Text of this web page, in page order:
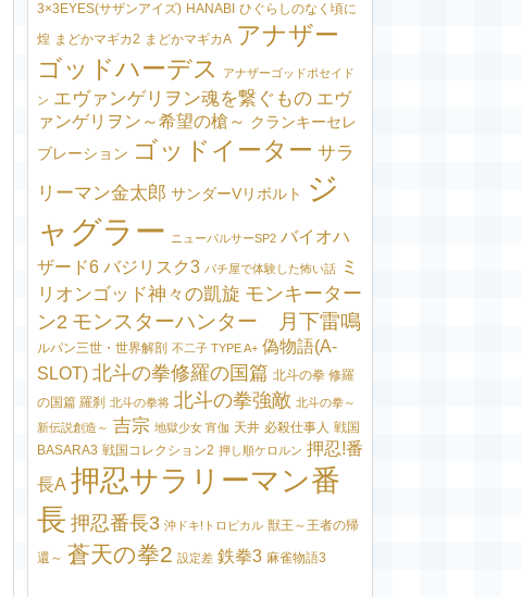
3×3EYES(サザンアイズ) HANABI ひぐらしのなく頃に
煌 まどかマギカ2 まどかマギカA アナザー
ゴッドハーデス
アナザーゴッドポセイド
ン エヴァンゲリヲン魂を繋ぐもの エヴ
ァンゲリヲン～希望の槍～ クランキーセレ
ブレーション ゴッドイーター サラ
リーマン金太郎 サンダーVリボルト
ジ
ャグラー
ニューパルサーSP2 バイオハ
ザード6 バジリスク3 パチ屋で体験した怖い話
ミ
リオンゴッド神々の凱旋 モンキーター
ン2 モンスターハンター 月下雷鳴
ルパン三世・世界解剖 不二子 TYPE A+ 偽物語(A-
SLOT) 北斗の拳修羅の国篇 北斗の拳 修羅
の国篇 羅刹 北斗の拳将 北斗の拳強敵 北斗の拳～
新伝説創造～ 吉宗 地獄少女 宵伽 天井 必殺仕事人 戦国
BASARA3 戦国コレクション2 押し順ケロルン 押忍!番
長A 押忍サラリーマン番
長 押忍番長3 沖ドキ!トロピカル 獣王～王者の帰
還～ 蒼天の拳2 設定差 鉄拳3 麻雀物語3